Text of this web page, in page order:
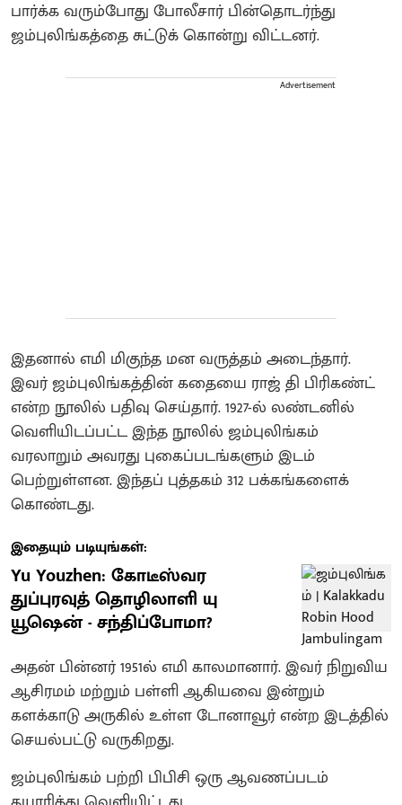
பார்க்க வரும்போது போலீசார் பின்தொடர்ந்து
ஜம்புலிங்கத்தை சுட்டுக் கொன்று விட்டனர்.
Advertisement
இதனால் எமி மிகுந்த மன வருத்தம் அடைந்தார்.
இவர் ஜம்புலிங்கத்தின் கதையை ராஜ் தி பிரிகண்ட்
என்ற நூலில் பதிவு செய்தார். 1927-ல் லண்டனில்
வெளியிடப்பட்ட இந்த நூலில் ஜம்புலிங்கம்
வரலாறும் அவரது புகைப்படங்களும் இடம்
பெற்றுள்ளன. இந்தப் புத்தகம் 312 பக்கங்களைக்
கொண்டது.
இதையும் படியுங்கள்:
Yu Youzhen: கோடீஸ்வர
துப்புரவுத் தொழிலாளி யு
யூஷென் - சந்திப்போமா?
அதன் பின்னர் 1951ல் எமி காலமானார். இவர் நிறுவிய
ஆசிரமம் மற்றும் பள்ளி ஆகியவை இன்றும்
களக்காடு அருகில் உள்ள டோனாவூர் என்ற இடத்தில்
செயல்பட்டு வருகிறது.
ஜம்புலிங்கம் பற்றி பிபிசி ஒரு ஆவணப்படம்